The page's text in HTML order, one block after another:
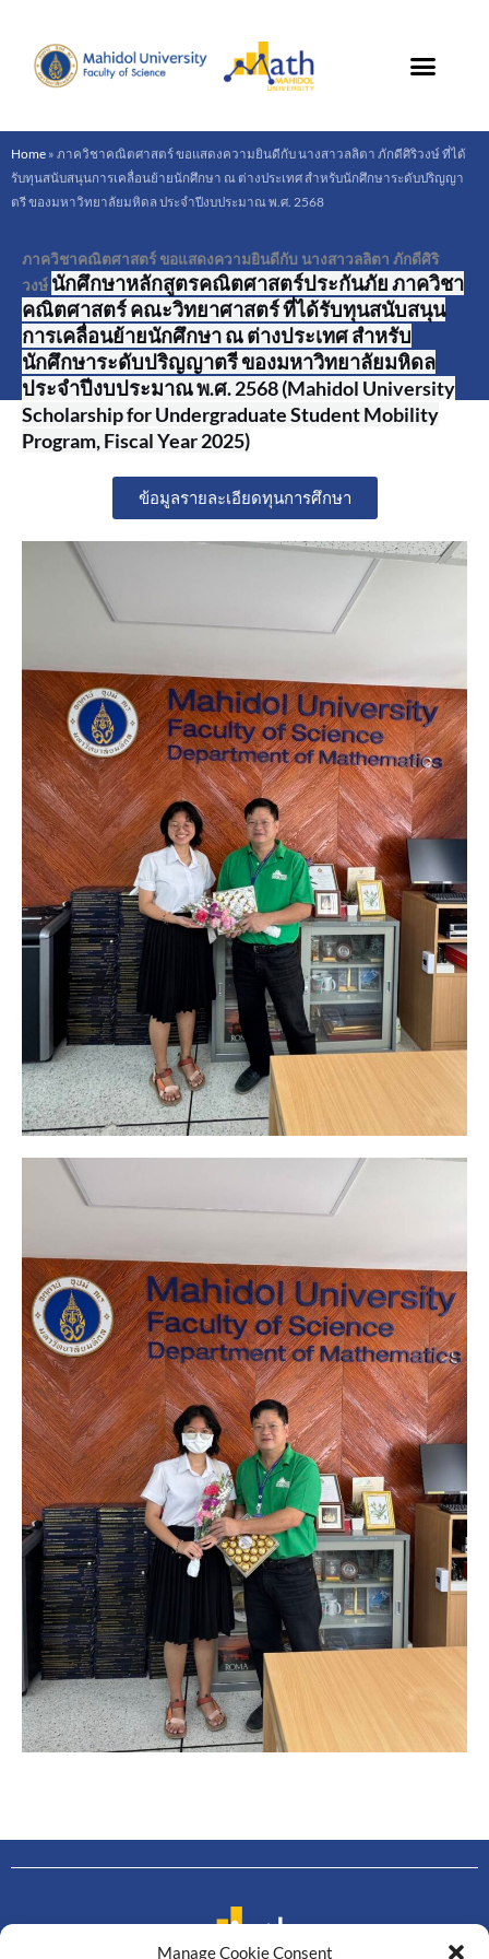
Manage Cookie Consent
content
Home » ภาควิชาคณิตศาสตร์ ขอแสดงความยินดีกับ นางสาวลลิตา ภักดีศิริวงษ์ ที่ได้
รับทุนสนับสนุนการเคลื่อนย้ายนักศึกษา ณ ต่างประเทศ สำหรับนักศึกษาระดับปริญญา
ตรี ของมหาวิทยาลัยมหิดล ประจำปีงบประมาณ พ.ศ. 2568
ภาควิชาคณิตศาสตร์ ขอแสดงความยินดีกับ นางสาวลลิตา ภักดีศิริ
วงษ์ นักศึกษาหลักสูตรคณิตศาสตร์ประกันภัย ภาควิชา
คณิตศาสตร์ คณะวิทยาศาสตร์ที่ได้รับทุนสนับสนุน
การเคลื่อนย้ายนักศึกษา ณ ต่างประเทศ สำหรับ
นักศึกษาระดับปริญญาตรี ของมหาวิทยาลัยมหิดล
ประจำปีงบประมาณ พ.ศ. 2568(Mahidol University
Scholarship for Undergraduate Student Mobility
Program, Fiscal Year 2025)
ข้อมูลรายละเอียดทุนการศึกษา